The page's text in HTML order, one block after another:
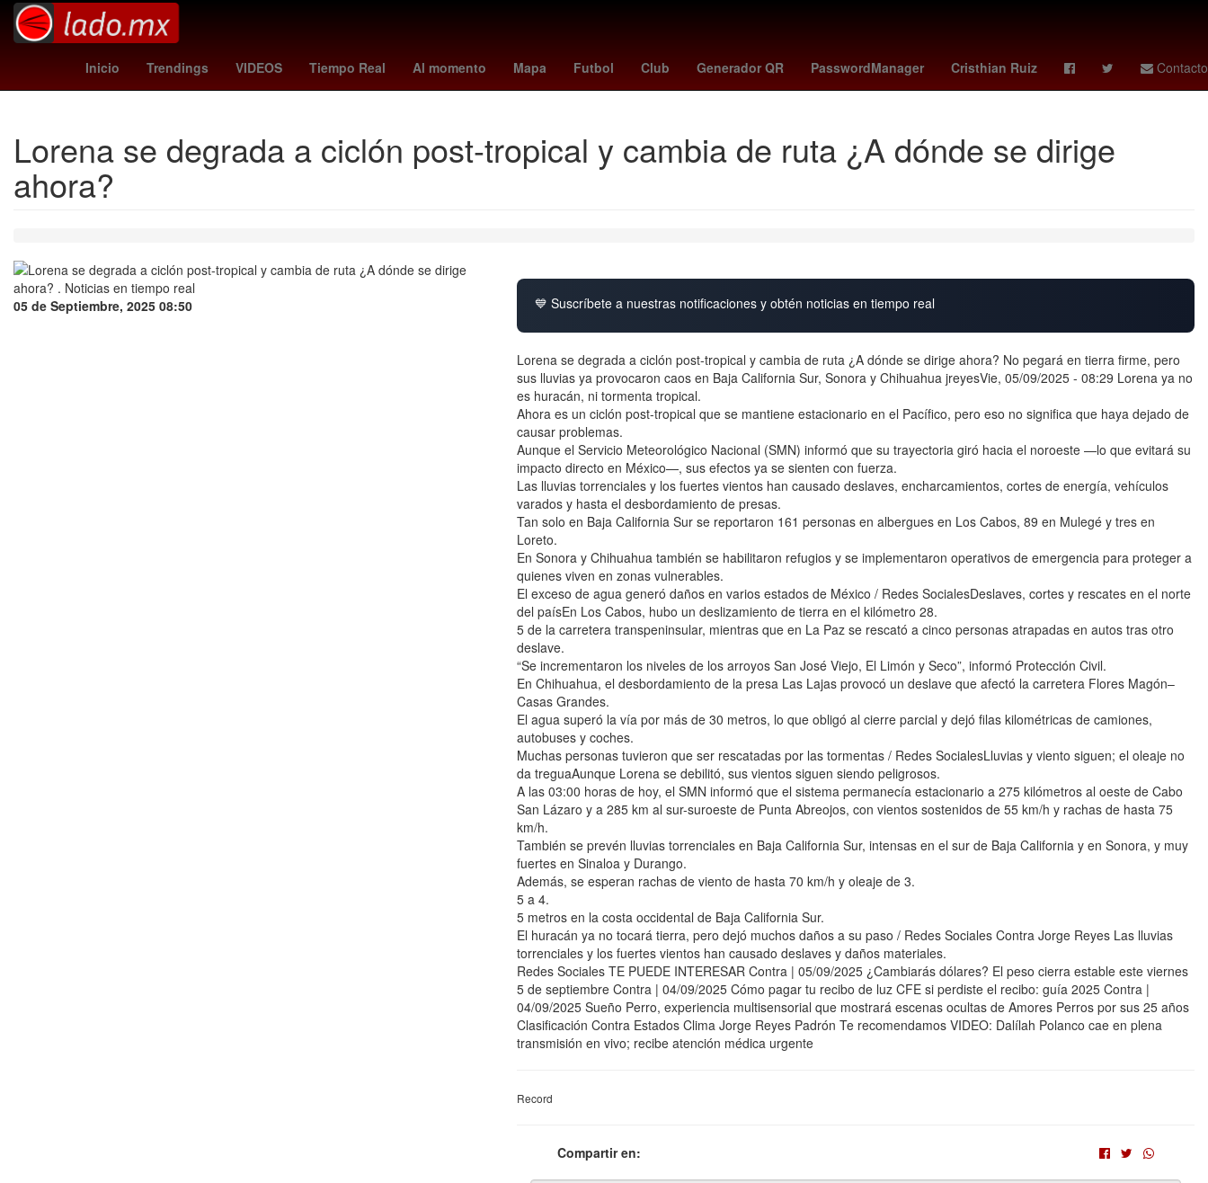
Inicio Trendings VIDEOS Tiempo Real Al momento Mapa Futbol Club Generador QR PasswordManager Cristhian Ruiz Contacto
Carlos Guillermo González Romo celta vs bilbao paloma cuevas warriors - pacers famalicão - porto FONCA Bitcoin Star Wars Valeria Marquez José Luis Álvarez
Lorena se degrada a ciclón post-tropical y cambia de ruta ¿A dónde se dirige
ahora?
05 de Septiembre, 2025 08:50 💙 Suscríbete a nuestras notificaciones y obtén noticias en tiempo real
Lorena se degrada a ciclón post-tropical y cambia de ruta ¿A dónde se dirige ahora? No pegará en tierra firme, pero
sus lluvias ya provocaron caos en Baja California Sur, Sonora y Chihuahua jreyesVie, 05/09/2025 - 08:29 Lorena ya no
es huracán, ni tormenta tropical.
Ahora es un ciclón post-tropical que se mantiene estacionario en el Pacífico, pero eso no significa que haya dejado de
causar problemas.
Aunque el Servicio Meteorológico Nacional (SMN) informó que su trayectoria giró hacia el noroeste —lo que evitará su
impacto directo en México—, sus efectos ya se sienten con fuerza.
Las lluvias torrenciales y los fuertes vientos han causado deslaves, encharcamientos, cortes de energía, vehículos
varados y hasta el desbordamiento de presas.
Tan solo en Baja California Sur se reportaron 161 personas en albergues en Los Cabos, 89 en Mulegé y tres en
Loreto.
En Sonora y Chihuahua también se habilitaron refugios y se implementaron operativos de emergencia para proteger a
quienes viven en zonas vulnerables.
El exceso de agua generó daños en varios estados de México / Redes SocialesDeslaves, cortes y rescates en el norte
del paísEn Los Cabos, hubo un deslizamiento de tierra en el kilómetro 28.
5 de la carretera transpeninsular, mientras que en La Paz se rescató a cinco personas atrapadas en autos tras otro
deslave.
“Se incrementaron los niveles de los arroyos San José Viejo, El Limón y Seco”, informó Protección Civil.
En Chihuahua, el desbordamiento de la presa Las Lajas provocó un deslave que afectó la carretera Flores Magón–
Casas Grandes.
El agua superó la vía por más de 30 metros, lo que obligó al cierre parcial y dejó filas kilométricas de camiones,
autobuses y coches.
Muchas personas tuvieron que ser rescatadas por las tormentas / Redes SocialesLluvias y viento siguen; el oleaje no
da treguaAunque Lorena se debilitó, sus vientos siguen siendo peligrosos.
A las 03:00 horas de hoy, el SMN informó que el sistema permanecía estacionario a 275 kilómetros al oeste de Cabo
San Lázaro y a 285 km al sur-suroeste de Punta Abreojos, con vientos sostenidos de 55 km/h y rachas de hasta 75
km/h.
También se prevén lluvias torrenciales en Baja California Sur, intensas en el sur de Baja California y en Sonora, y muy
fuertes en Sinaloa y Durango.
Además, se esperan rachas de viento de hasta 70 km/h y oleaje de 3.
5 a 4.
5 metros en la costa occidental de Baja California Sur.
El huracán ya no tocará tierra, pero dejó muchos daños a su paso / Redes Sociales Contra Jorge Reyes Las lluvias
torrenciales y los fuertes vientos han causado deslaves y daños materiales.
Redes Sociales TE PUEDE INTERESAR Contra | 05/09/2025 ¿Cambiarás dólares? El peso cierra estable este viernes
5 de septiembre Contra | 04/09/2025 Cómo pagar tu recibo de luz CFE si perdiste el recibo: guía 2025 Contra |
04/09/2025 Sueño Perro, experiencia multisensorial que mostrará escenas ocultas de Amores Perros por sus 25 años
Clasificación Contra Estados Clima Jorge Reyes Padrón Te recomendamos VIDEO: Dalílah Polanco cae en plena
transmisión en vivo; recibe atención médica urgente
Record
Compartir en: